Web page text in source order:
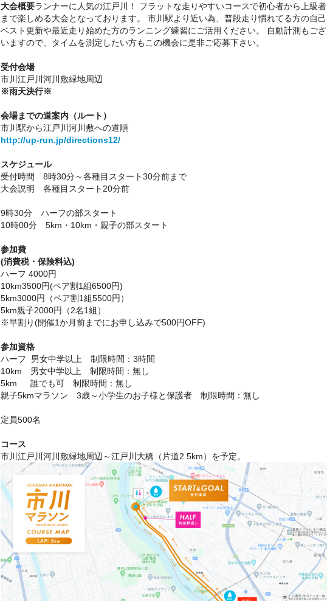
大会概要ランナーに人気の江戸川！ フラットな走りやすいコースで初心者から上級者
まで楽しめる大会となっております。 市川駅より近い為、普段走り慣れてる方の自己
ベスト更新や最近走り始めた方のランニング練習にご活用ください。 自動計測もござ
いますので、タイムを測定したい方もこの機会に是非ご応募下さい。
受付会場
市川江戸川河川敷緑地周辺
※雨天決行※
会場までの道案内（ルート）
市川駅から江戸川河川敷への道順
http://up-run.jp/directions12/
スケジュール
受付時間 8時30分～各種目スタート30分前まで
大会説明 各種目スタート20分前
9時30分 ハーフの部スタート
10時00分 5km・10km・親子の部スタート
参加費
(消費税・保険料込)
ハーフ 4000円
10km3500円(ペア割1組6500円)
5km3000円（ペア割1組5500円）
5km親子2000円（2名1組）
※早割り(開催1か月前までにお申し込みで500円OFF)
参加資格
ハーフ 男女中学以上 制限時間：3時間
10km 男女中学以上 制限時間：無し
5km 誰でも可 制限時間：無し
親子5kmマラソン 3歳～小学生のお子様と保護者 制限時間：無し
定員500名
コース
市川江戸川河川敷緑地周辺～江戸川大橋（片道2.5km）を予定。